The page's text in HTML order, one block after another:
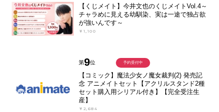
【くじメイト】今井文也のくじメイトVol.4～
チャラめに見える幼馴染、実は一途で独占欲
が強いんです～
￥1,100
第9位
【コミック】魔法少女ノ魔女裁判(2) 発売記
念 アニメイトセット【アクリルスタンド2種
セット購入用シリアル付き】【完全受注生
産】
￥2,684
予約受付中